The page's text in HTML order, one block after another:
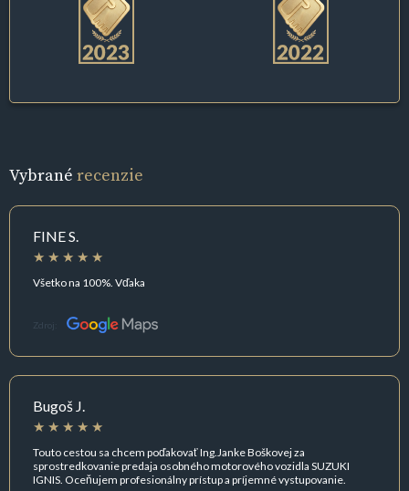
Vybrané recenzie
FINE S.
Všetko na 100%. Vďaka
Zdroj:
Bugoš J.
Touto cestou sa chcem poďakovať Ing.Janke Boškovej za
sprostredkovanie predaja osobného motorového vozidla SUZUKI
IGNIS. Oceňujem profesionálny prístup a príjemné vystupovanie.